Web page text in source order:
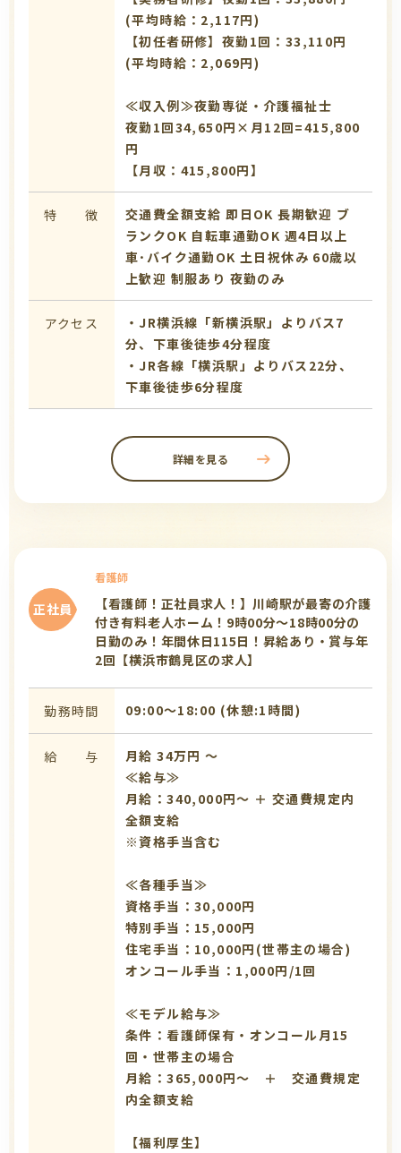
(平均時給：2,117円)
【初任者研修】夜勤1回：33,110円
(平均時給：2,069円)
≪収入例≫夜勤専従・介護福祉士
夜勤1回34,650円×月12回=415,800
円
【月収：415,800円】
特 徴 交通費全額支給 即日OK 長期歓迎 ブ
ランクOK 自転車通勤OK 週4日以上
車･バイク通勤OK 土日祝休み 60歳以
上歓迎 制服あり 夜勤のみ
アクセス
・JR横浜線「新横浜駅」よりバス7
分、下車後徒歩4分程度
・JR各線「横浜駅」よりバス22分、
下車後徒歩6分程度
詳細を見る
正社員
看護師
【看護師！正社員求人！】川崎駅が最寄の介護
付き有料老人ホーム！9時00分～18時00分の
日勤のみ！年間休日115日！昇給あり・賞与年
2回【横浜市鶴見区の求人】
勤務時間 09:00〜18:00 (休憩:1時間)
給 与
月給 34万円 〜
≪給与≫
月給：340,000円～ ＋ 交通費規定内
全額支給
※資格手当含む
≪各種手当≫
資格手当：30,000円
特別手当：15,000円
住宅手当：10,000円(世帯主の場合)
オンコール手当：1,000円/1回
≪モデル給与≫
条件：看護師保有・オンコール月15
回・世帯主の場合
月給：365,000円～ ＋ 交通費規定
内全額支給
【福利厚生】